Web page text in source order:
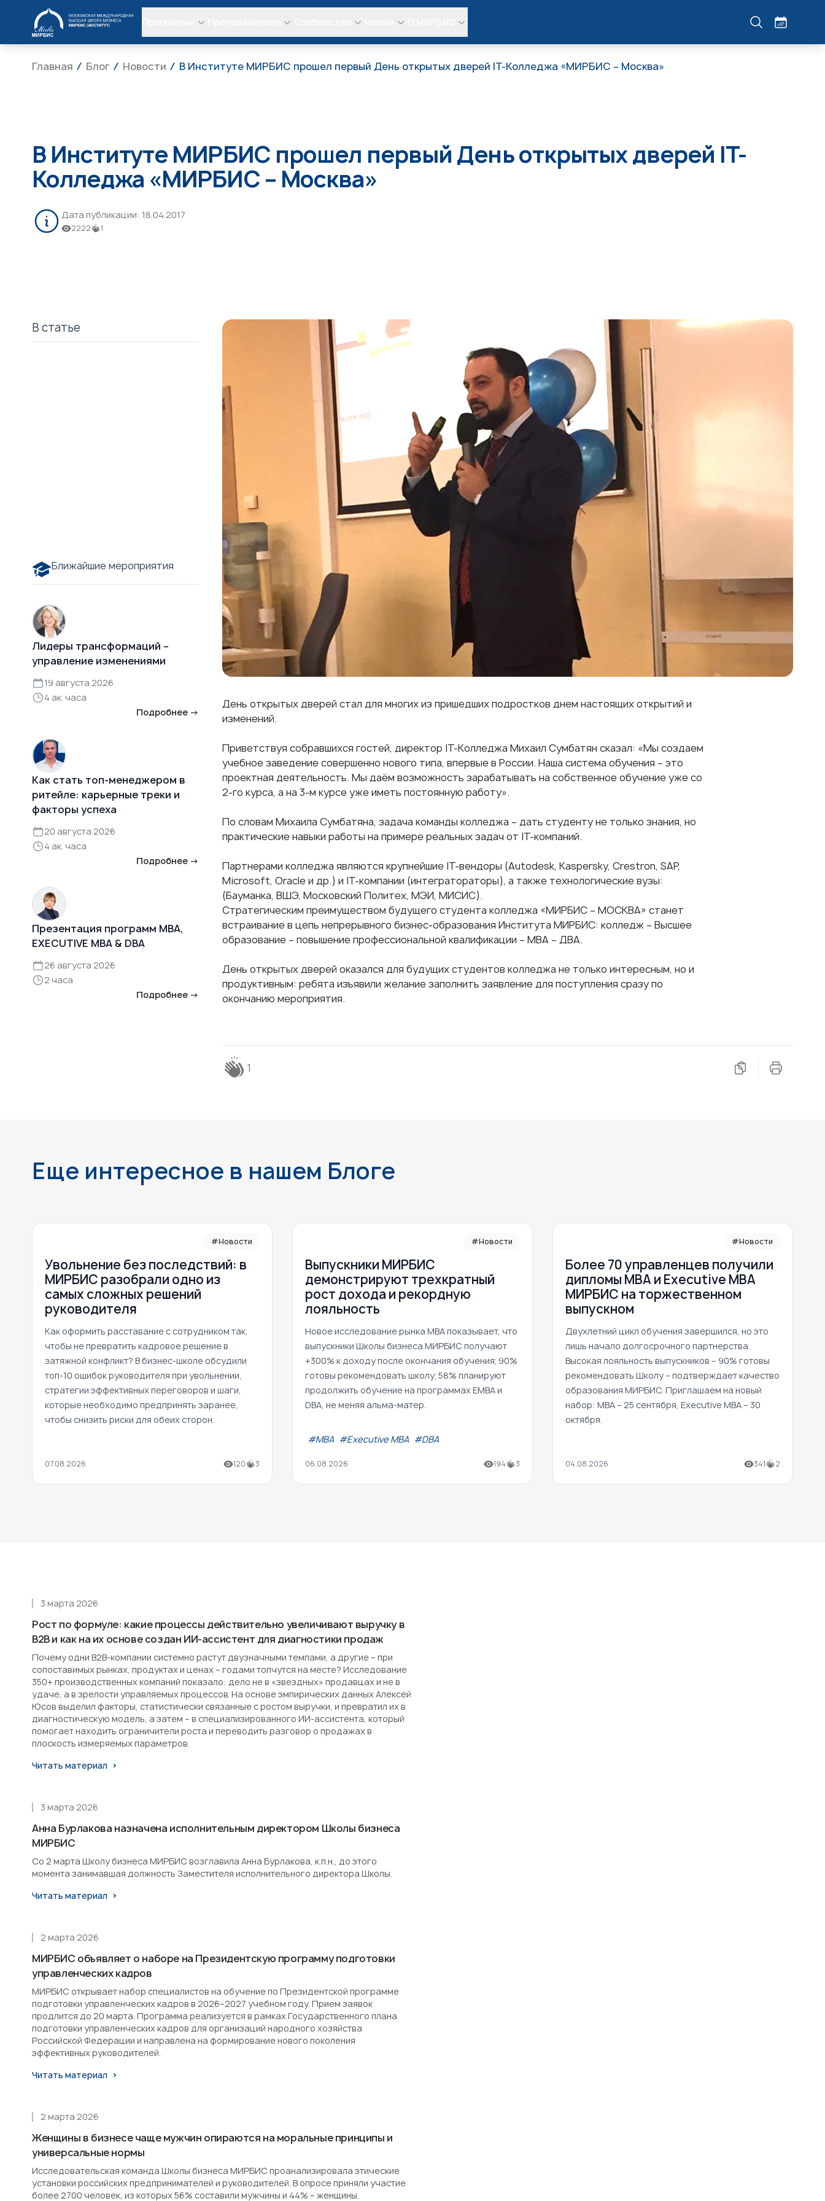
МИРБИС
Главная Блог Новости В Институте МИРБИС прошел первый День открытых дверей IT-Колледжа «МИРБИС – Москва»
В Институте МИРБИС прошел первый День открытых дверей IT-
Колледжа «МИРБИС – Москва»
Дата публикации: 18.04.2017
2222 1
В статье
День открытых дверей стал для многих из пришедших подростков днем настоящих открытий и
изменений.
Приветствуя собравшихся гостей, директор IT-Колледжа Михаил Сумбатян сказал: «Мы создаем
учебное заведение совершенно нового типа, впервые в России. Наша система обучения – это
проектная деятельность. Мы даём возможность зарабатывать на собственное обучение уже со
2-го курса, а на 3-м курсе уже иметь постоянную работу».
По словам Михаила Сумбатяна, задача команды колледжа – дать студенту не только знания, но
практические навыки работы на примере реальных задач от IT-компаний.
Партнерами колледжа являются крупнейшие IT-вендоры (Autodesk, Kaspersky, Crestron, SAP,
Microsoft, Oracle и др.) и IT-компании (интегратораторы), а также технологические вузы:
(Бауманка, ВШЭ, Московский Политех, МЭИ, МИСИС).
Стратегическим преимуществом будущего студента колледжа «МИРБИС – МОСКВА» станет
встраивание в цепь непрерывного бизнес-образования Института МИРБИС: колледж – Высшее
образование – повышение профессиональной квалификации – МВА – ДВА.
День открытых дверей оказался для будущих студентов колледжа не только интересным, но и
продуктивным: ребята изъявили желание заполнить заявление для поступления сразу по
окончанию мероприятия.
Ближайшие мероприятия
Лидеры трансформаций –
управление изменениями
19 августа 2026
4 ак. часа
Подробнее →
Как стать топ-менеджером в
ритейле: карьерные треки и
факторы успеха
20 августа 2026
4 ак. часа
Подробнее →
Презентация программ MBA,
EXECUTIVE MBA & DBA
26 августа 2026
2 часа
Подробнее →
1
Еще интересное в нашем Блоге
#Новости
Увольнение без последствий: в
МИРБИС разобрали одно из
самых сложных решений
руководителя
Как оформить расставание с сотрудником так,
чтобы не превратить кадровое решение в
затяжной конфликт? В бизнес-школе обсудили
топ-10 ошибок руководителя при увольнении,
стратегии эффективных переговоров и шаги,
которые необходимо предпринять заранее,
чтобы снизить риски для обеих сторон.
07.08.2026 120 3
#Новости
Выпускники МИРБИС
демонстрируют трехкратный
рост дохода и рекордную
лояльность
Новое исследование рынка MBA показывает, что
выпускники Школы бизнеса МИРБИС получают
+300% к доходу после окончания обучения; 90%
готовы рекомендовать школу; 58% планируют
продолжить обучение на программах EMBA и
DBA, не меняя альма-матер.
#МВА #Executive MBA #DBA
06.08.2026 194 3
#Новости
Более 70 управленцев получили
дипломы MBA и Executive MBA
МИРБИС на торжественном
выпускном
Двухлетний цикл обучения завершился, но это
лишь начало долгосрочного партнерства.
Высокая лояльность выпускников – 90% готовы
рекомендовать Школу – подтверждает качество
образования МИРБИС. Приглашаем на новый
набор: MBA – 25 сентября, Executive MBA – 30
октября.
04.08.2026 341 2
Рост по формуле: какие процессы действительно увеличивают выручку в
B2B и как на их основе создан ИИ-ассистент для диагностики продаж
3 марта 2026
Почему одни B2B-компании системно растут двузначными темпами, а другие – при
сопоставимых рынках, продуктах и ценах – годами топчутся на месте? Исследование
350+ производственных компаний показало: дело не в «звездных» продавцах и не в
удаче, а в зрелости управляемых процессов. На основе эмпирических данных Алексей
Юсов выделил факторы, статистически связанные с ростом выручки, и превратил их в
диагностическую модель, а затем – в специализированного ИИ-ассистента, который
помогает находить ограничители роста и переводить разговор о продажах в
плоскость измеряемых параметров.
Читать материал
Анна Бурлакова назначена исполнительным директором Школы бизнеса
МИРБИС
3 марта 2026
Со 2 марта Школу бизнеса МИРБИС возглавила Анна Бурлакова, к.п.н., до этого
момента занимавшая должность Заместителя исполнительного директора Школы.
Читать материал
МИРБИС объявляет о наборе на Президентскую программу подготовки
управленческих кадров
2 марта 2026
МИРБИС открывает набор специалистов на обучение по Президентской программе
подготовки управленческих кадров в 2026–2027 учебном году. Прием заявок
продлится до 20 марта. Программа реализуется в рамках Государственного плана
подготовки управленческих кадров для организаций народного хозяйства
Российской Федерации и направлена на формирование нового поколения
эффективных руководителей.
Читать материал
Женщины в бизнесе чаще мужчин опираются на моральные принципы и
универсальные нормы
2 марта 2026
Исследовательская команда Школы бизнеса МИРБИС проанализировала этические
установки российских предпринимателей и руководителей. В опросе приняли участие
более 2700 человек, из которых 56% составили мужчины и 44% – женщины.